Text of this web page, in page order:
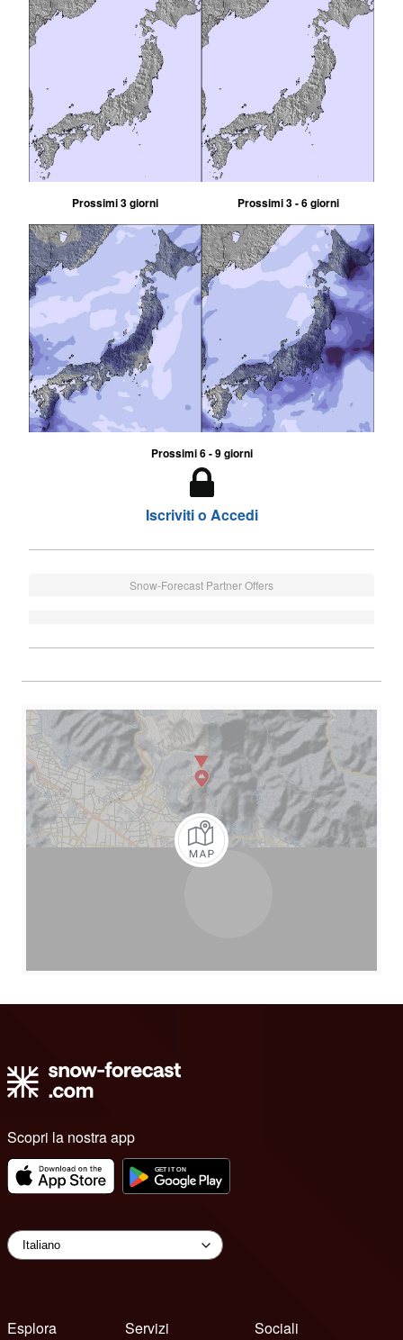
Prossimi 3 giorni Prossimi 3 - 6 giorni
Prossimi 6 - 9 giorni
Iscriviti o Accedi
Snow-Forecast Partner Offers
Scopri la nostra app
Esplora
Servizi
Sociali